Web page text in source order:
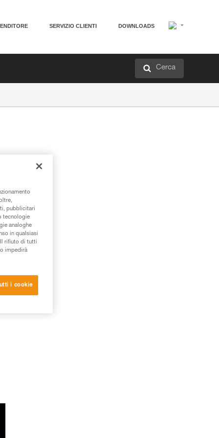
SERVIZIO CLIENTI DOWNLOADS
Cerca
pubblicitari
tecnologie
analoghe
in qualsiasi
rifiuto di tutti
impedirà
i cookie